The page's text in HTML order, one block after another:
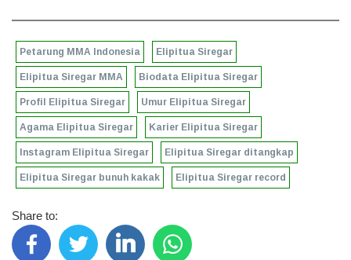
Petarung MMA Indonesia Elipitua Siregar
Elipitua Siregar MMA Biodata Elipitua Siregar
Profil Elipitua Siregar Umur Elipitua Siregar
Agama Elipitua Siregar Karier Elipitua Siregar
Instagram Elipitua Siregar Elipitua Siregar ditangkap
Elipitua Siregar bunuh kakak Elipitua Siregar record
Share to: